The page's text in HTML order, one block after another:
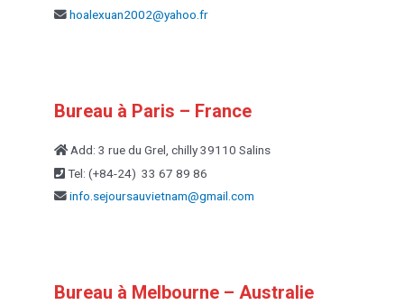
hoalexuan2002@yahoo.fr
Bureau à Paris – France
Add: 3 rue du Grel, chilly 39110 Salins
Tel: (+84-24) 33 67 89 86
info.sejoursauvietnam@gmail.com
Bureau à Melbourne – Australie